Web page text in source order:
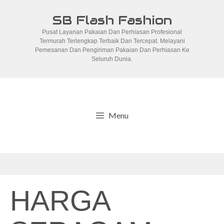
SB Flash Fashion
Pusat Layanan Pakaian Dan Perhiasan Profesional
Termurah Terlengkap Terbaik Dan Tercepat. Melayani
Pemesanan Dan Pengiriman Pakaian Dan Perhiasan Ke
Seluruh Dunia.
Menu
HARGA